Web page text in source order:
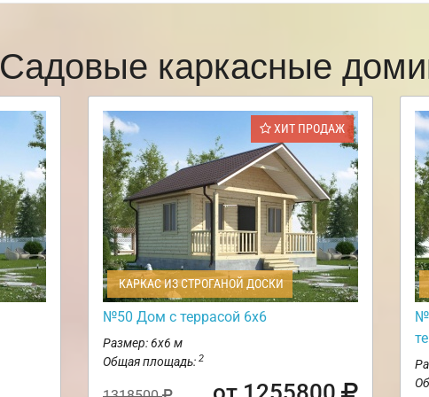
Садовые каркасные
ХИТ ПРОДАЖ
КАРКАС ИЗ СТРОГАНОЙ ДОСКИ
№50 Дом с террасой 6х6
Размер: 6х6 м
Общая площадь: 2